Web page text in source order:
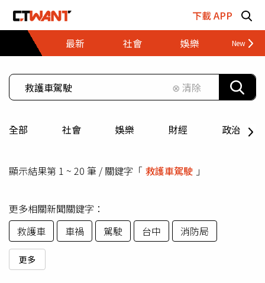
下載 APP
最新
社會 娛樂 財經
⊗ 清除
全部 社會 娛樂 財經 政治
顯示結果第 1 ~ 20 筆 / 關鍵字「 救護車駕駛 」
更多相關新聞關鍵字：
救護車
車禍 駕駛 台中 消防局
更多